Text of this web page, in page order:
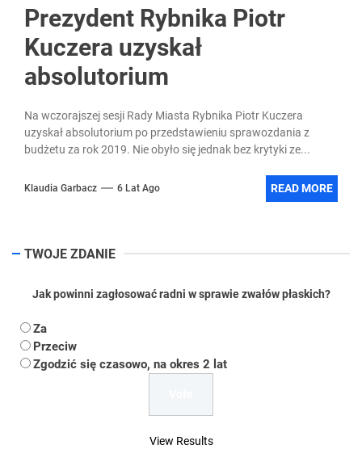
Prezydent Rybnika Piotr
Kuczera uzyskał
absolutorium
Na wczorajszej sesji Rady Miasta Rybnika Piotr Kuczera
uzyskał absolutorium po przedstawieniu sprawozdania z
budżetu za rok 2019. Nie obyło się jednak bez krytyki ze...
Klaudia Garbacz 6 Lat Ago READ MORE
TWOJE ZDANIE
Jak powinni zagłosować radni w sprawie zwałów płaskich?
Za
Przeciw
Zgodzić się czasowo, na okres 2 lat
View Results